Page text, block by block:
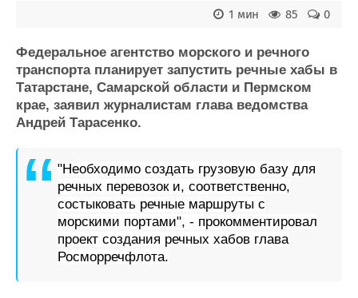
Репутация
Работа
Крюинг
Журнал
Реклама
Продажа флота
Изделия
Материалы
Услуги
Конференции
Выставки и семинары
Словарь
Флот
Галерея флота
Форум
Отзывы
0
85
1 мин
Федеральное агентство морского и речного
транспорта планирует запустить речные хабы в
Татарстане, Самарской области и Пермском
крае, заявил журналистам глава ведомства
Андрей Тарасенко.
"Необходимо создать грузовую базу для
речных перевозок и, соответственно,
состыковать речные маршруты с
морскими портами", - прокомментировал
проект создания речных хабов глава
Росморречфлота.